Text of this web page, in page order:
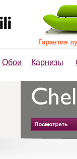
Обои Карнизы
Гарантия